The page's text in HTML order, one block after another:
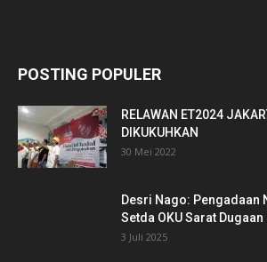
POSTING POPULER
RELAWAN ET2024
DIKUKUHKAN
30 Mei 2022
Desri Nago: Pengadaan
Setda OKU Sarat
3 Juli 2025